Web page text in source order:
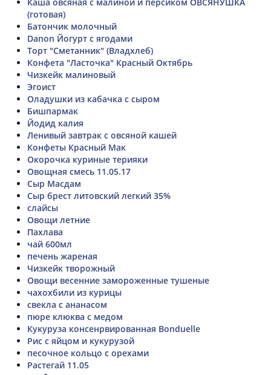
(готовая)
Батончик молочный
Danon Йогурт с ягодами
Торт "Сметанник" (Владхлеб)
Конфета "Ласточка" Красный Октябрь
Чизкейк малиновый
Эгоист
Оладушки из кабачка с сыром
Бишпармак
Йодид калия
Ленивый завтрак с овсяной кашей
Конфеты Красный Мак
Окорочка куриные терияки
Овощная смесь 11.05.17
Сыр Масдам
Сыр брест литовский легкий 35%
слайсы
Овощи летние
Пахлава
чай 600мл
печень жареная
Чизкейк творожный
Овощи весенние замороженные тушеные
чахохбили из курицы
свекла с ананасом
пюре клюква с медом
Кукуруза консенрвированная Bonduelle
Рис с яйцом и кукурузой
песочное кольцо с орехами
Растегай 11.05